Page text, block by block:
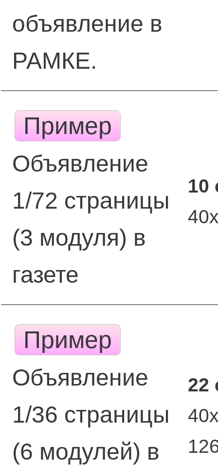
объявление в
РАМКЕ.
Пример
Объявление
1/72 страницы
(3 модуля) в
газете
10
Пример
Объявление
1/36 страницы
(6 модулей) в
22